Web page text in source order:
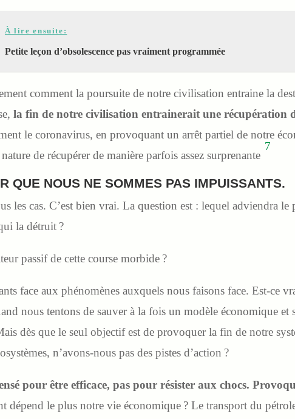
À lire ensuite:
Petite leçon d’obsolescence pas vraiment programmée
comment la poursuite de notre civilisation entraine la
la fin de notre civilisation entrainerait une récupération
le coronavirus, en provoquant un arrêt partiel de notre
de récupérer de manière parfois assez surprenante
7
QUE NOUS NE SOMMES PAS IMPUISSANTS.
les cas. C’est bien vrai. La question est : lequel adviendra le
la détruit ?
passif de cette course morbide ?
face aux phénomènes auxquels nous faisons face. Est-ce
nous tentons de sauver à la fois un modèle économique et
dès que le seul objectif est de provoquer la fin de notre
n’avons-nous pas des pistes d’action ?
pour être efficace, pas pour résister aux chocs.
dépend le plus notre vie économique ? Le transport du